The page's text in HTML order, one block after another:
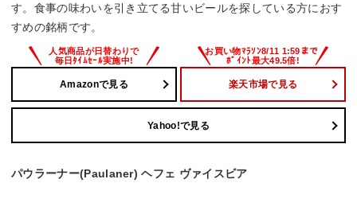
す。食事の味わいを引き立てる甘いビールを探している方におす
すめの銘柄です。
Amazonで見る 楽天市場で見る
Yahoo!で見る
パウラーナー(Paulaner) ヘフェ ヴァイスビア